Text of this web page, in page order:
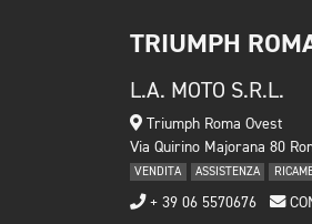
TRIUMPH
L.A. MOTO S.R.L.
Triumph Roma Ovest
Via Quirino Majorana 80
VENDITA ASSISTENZA
+ 39 06 5570676